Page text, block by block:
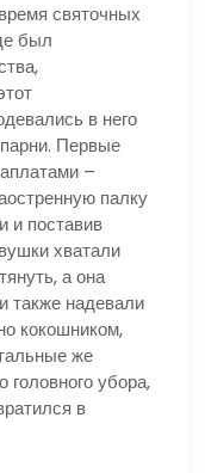
святочных
был
в него
Первые
–
палку
и поставив
хватали
а она
также надевали
кокошником,
же
головного убора,
в